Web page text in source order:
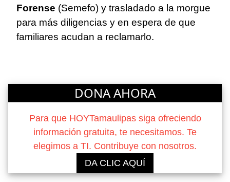
Forense (Semefo) y trasladado a la morgue
para más diligencias y en espera de que
familiares acudan a reclamarlo.
DONA AHORA
Para que HOYTamaulipas siga ofreciendo
información gratuita, te necesitamos. Te
elegimos a TI. Contribuye con nosotros.
DA CLIC AQUÍ